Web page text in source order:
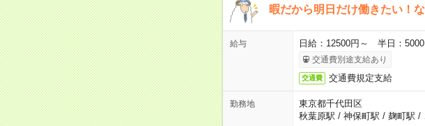
暇だから明日だけ働きたい！
給与 日給：12500円～ 半日：
交通費別途支給あり
交通費 交通費規定支給
勤務地
東京都千代田区
秋葉原駅 / 神保町駅 / 麹町駅 /